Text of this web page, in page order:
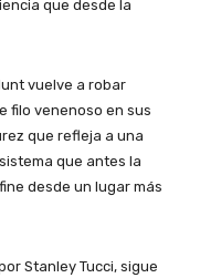
que desde la
vuelve a robar
filo venenoso en sus
que refleja a una
que antes la
desde un lugar más
Stanley Tucci, sigue